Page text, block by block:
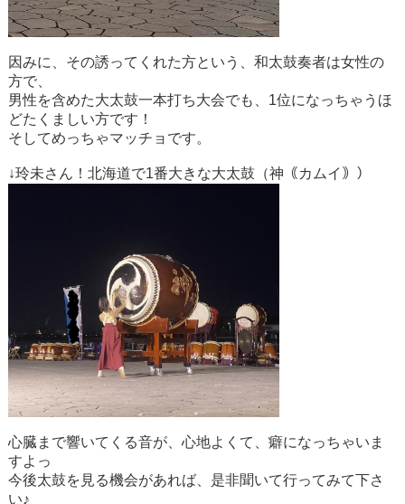
因みに、その誘ってくれた方という、和太鼓奏者は女性の
方で、
男性を含めた大太鼓一本打ち大会でも、1位になっちゃうほ
どたくましい方です！
そしてめっちゃマッチョです。
↓玲未さん！北海道で1番大きな大太鼓（神｟カムイ｠）
心臓まで響いてくる音が、心地よくて、癖になっちゃいま
すよっ
今後太鼓を見る機会があれば、是非聞いて行ってみて下さ
い♪